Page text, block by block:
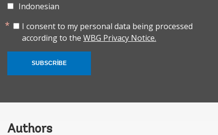
Indonesian
I consent to my personal data being processed
according to the WBG Privacy Notice.
SUBSCRIBE
Authors